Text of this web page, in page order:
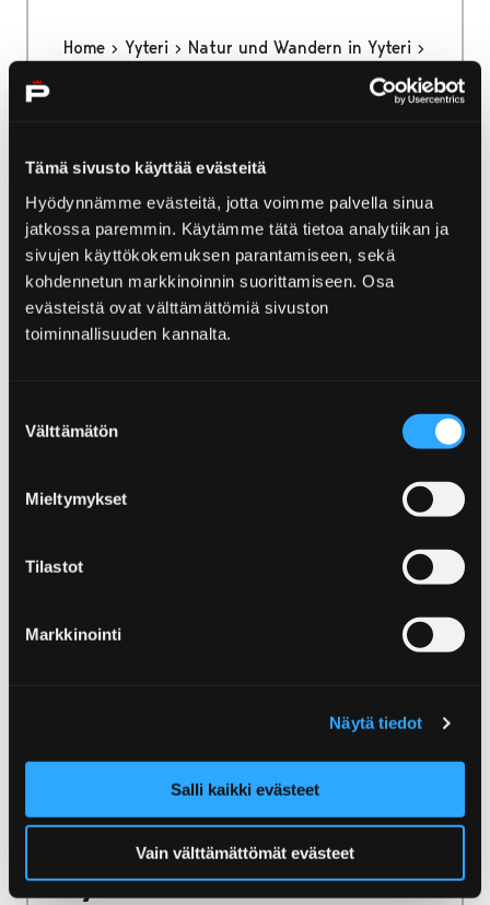
Tämä sivusto käyttää evästeitä
Hyödynnämme evästeitä, jotta voimme palvella sinua
jatkossa paremmin. Käytämme tätä tietoa analytiikan ja
sivujen käyttökokemuksen parantamiseen, sekä
kohdennetun markkinoinnin suorittamiseen. Osa
evästeistä ovat välttämättömiä sivuston
toiminnallisuuden kannalta.
valinta
Välttämätön
Mieltymykset
Tilastot
Markkinointi
Näytä tiedot
Salli kaikki evästeet
Vain välttämättömät evästeet
Home Yyteri
Natur und Wandern in Yyteri
Die Karhuluoto-Tour ist eine Mountainbike-
Route in Yyteri. Auch die Munakari-Tour kann
mit dem Fahrrad befahren werden.
Für den Reisenden
berücksichtigt die gegenwärtigen und
Fremdenverkehrs, indem er die Bedürfnisse von
Touristen, Tourismusunternehmen, Reisezielen,
und in Zukunft berücksichtigt.
Home
Für den Reisenden
Nachhaltiger Tourismus in Yyteri
Nachhaltiger Tourismus in
Yyteri